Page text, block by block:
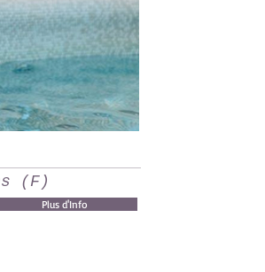
(F)
Plus d'Info